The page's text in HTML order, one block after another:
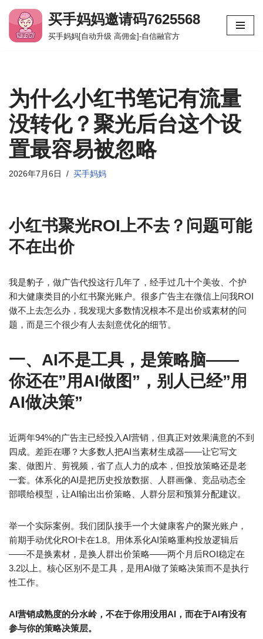
跳
至
买手妈妈邀请码7625568
买手妈妈[自动升级 高佣金]-自信融官方
为什么小红书笔记有流量
没转化？聚光后台这个设
置最容易被忽略
2026年7月6日 买手妈妈
小红书聚光ROI上不去？问题可能
不在出价
我是豹子，做广告代投这行几年了，经手过几十个美妆、个护
和大健康类目的小红书聚光账户。很多广告主在微信上问我ROI
做不上去怎么办，我发现大多数情况根本不是出价或素材的问
题，而是三个很少有人去刻意优化的细节。
一、AI不是工具，是策略脑——
你还在”用AI做图”，别人已经”用
AI做决策”
近两年94%的广告主已经投入AI营销，但真正对效果满意的不到
四成。差距在哪？大多数人把AI当素材生成器——让它写文
案、做图片、剪视频，省了点人力的成本，但投放策略还是老
一套。体系化的AI是把历史投放数据、人群画像、竞品动态全
部喂给模型，让AI输出出价策略、人群分层和预算分配建议。
举一个实际案例。我们团队接手一个大健康客户的聚光账户，
前期手动优化ROI卡在1.8。用体系化AI策略重构投放逻辑后
——不是换素材，是换人群出价策略——两个月后ROI稳定在
3.2以上。核心区别不是工具，是用AI做了策略决策而不是执行
性工作。
AI营销成熟度的分水岭，不在于你用没用AI，而在于AI有没有
参与你的策略决策层。